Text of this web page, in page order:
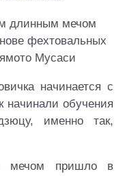
начинается с
начинали обучения
именно так,
мечом пришло в